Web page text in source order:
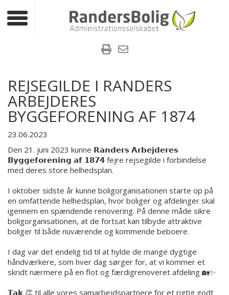
Toggle navigation
REJSEGILDE I RANDERS
ARBEJDERES
BYGGEFORENING AF 1874
23.06.2023
Den 21. juni 2023 kunne 𝗥𝗮𝗻𝗱𝗲𝗿𝘀 𝗔𝗿𝗯𝗲𝗷𝗱𝗲𝗿𝗲𝘀
𝗕𝘆𝗴𝗴𝗲𝗳𝗼𝗿𝗲𝗻𝗶𝗻𝗴 𝗮𝗳 𝟭𝟴𝟳𝟰 fejre rejsegilde i forbindelse
med deres store helhedsplan.
I oktober sidste år kunne boligorganisationen starte op på
en omfattende helhedsplan, hvor boliger og afdelinger skal
igennem en spændende renovering. På denne måde sikre
boligorganisationen, at de fortsat kan tilbyde attraktive
boliger til både nuværende og kommende beboere.
I dag var det endelig tid til at hylde de mange dygtige
håndværkere, som hver dag sørger for, at vi kommer et
skridt nærmere på en flot og færdigrenoveret afdeling 🏡✨
𝗧𝗮𝗸 👏 til alle vores samarbejdspartnere for et rigtig godt